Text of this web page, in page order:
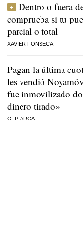
Dentro o fuera
comprueba si tu
parcial o total
XAVIER FONSECA
Pagan la última
les vendió
fue inmovilizado
dinero tirado»
O. P. ARCA